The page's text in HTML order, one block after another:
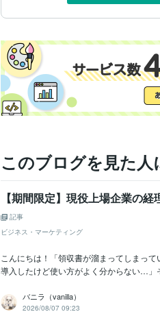
このブログを見た人
【期間限定】現役上場企業の
記事
ビジネス・マーケティング
こんにちは！「領収書が溜まってしまっ
導入したけど使い方がよく分からない…」
バニラ（vanilla）
2026/08/07 09:23